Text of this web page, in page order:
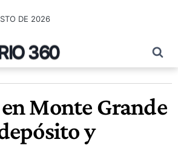
DE 2026
360
Monte Grande
y